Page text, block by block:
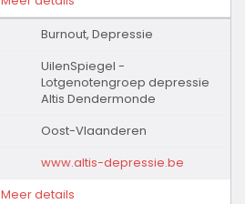
Burnout, Depressie
UilenSpiegel -
Lotgenotengroep depressie
Altis Dendermonde
Oost-Vlaanderen
www.altis-depressie.be
Meer details